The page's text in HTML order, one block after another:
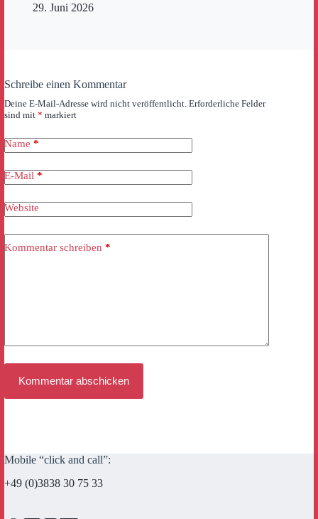
29. Juni 2026
Schreibe einen Kommentar
Deine E-Mail-Adresse wird nicht veröffentlicht. Erforderliche Felder
sind mit * markiert
Name *
E-Mail *
Website
Kommentar schreiben *
Kommentar abschicken
Mobile “click and call”:
+49 (0)3838 30 75 33